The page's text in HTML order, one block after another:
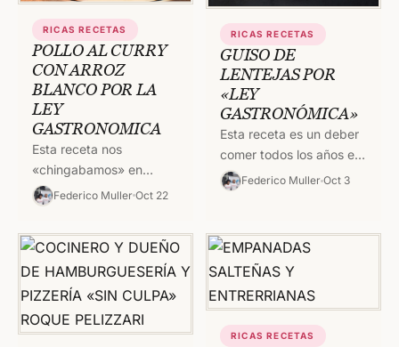
RICAS RECETAS
POLLO AL CURRY
CON ARROZ
BLANCO POR LA
LEY
GASTRONOMICA
Esta receta nos
«chingabamos» en
Hawaii. En un
llamado Tsukuneya. En la
University Avenue,
donde «Juano» Delgado
trabajaba,…
Federico Muller Oct 22
RICAS RECETAS
GUISO DE
LENTEJAS POR
«LEY
GASTRONÓMICA»
Esta receta es un deber
comer todos los años en
la argentina. Son esos
platos emblemáticos que
Federico Muller Oct 3
RICAS RECETAS